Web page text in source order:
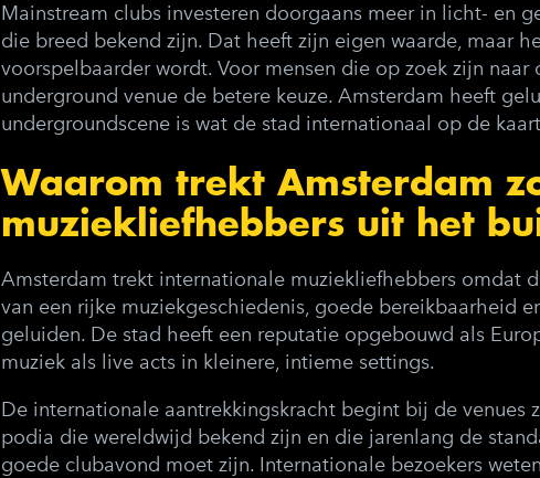
Mainstream clubs investeren doorgaans meer in licht- en
die breed bekend zijn. Dat heeft zijn eigen waarde, maar
voorspelbaarder wordt. Voor mensen die op zoek zijn naar
underground venue de betere keuze. Amsterdam heeft
undergroundscene is wat de stad internationaal op de
Waarom trekt Amsterdam
muziekliefhebbers uit het
Amsterdam trekt internationale muziekliefhebbers omdat
van een rijke muziekgeschiedenis, goede bereikbaarheid
geluiden. De stad heeft een reputatie opgebouwd als
muziek als live acts in kleinere, intieme settings.
De internationale aantrekkingskracht begint bij de venues
podia die wereldwijd bekend zijn en die jarenlang de
goede clubavond moet zijn. Internationale bezoekers